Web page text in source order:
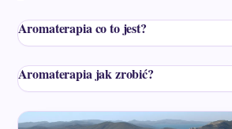
Aromaterapia co to jest?
Aromaterapia jak zrobić?